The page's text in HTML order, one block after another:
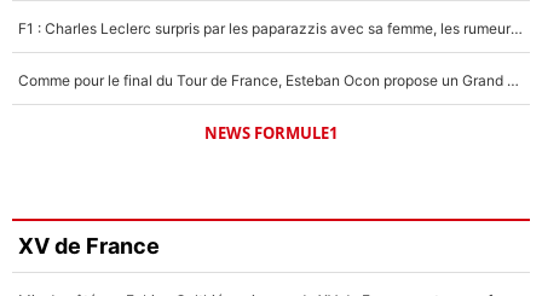
F1 : Charles Leclerc surpris par les paparazzis avec sa femme, les rumeurs étaient vraies !
Comme pour le final du Tour de France, Esteban Ocon propose un Grand Prix de Formule 1 à Paris : «Autour de l’Arc de Triomphe, ce serait génial» !
NEWS FORMULE1
XV de France